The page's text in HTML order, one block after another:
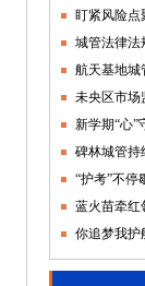
盯紧风险点
城管法律法
航天基地城
未央区市场
新学期“心”
碑林城管持
“护考”不停
蓝火苗牵
你追梦我